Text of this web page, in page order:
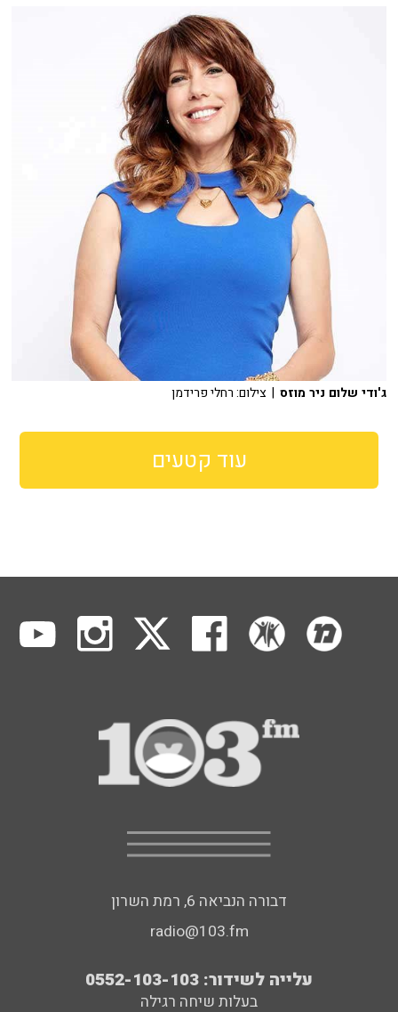
ג'ודי שלום ניר מוזס | צילום: רחלי פרידמן
עוד קטעים
דבורה הנביאה 6, רמת השרון
radio@103.fm
עלייה לשידור: 0552-103-103
בעלות שיחה רגילה